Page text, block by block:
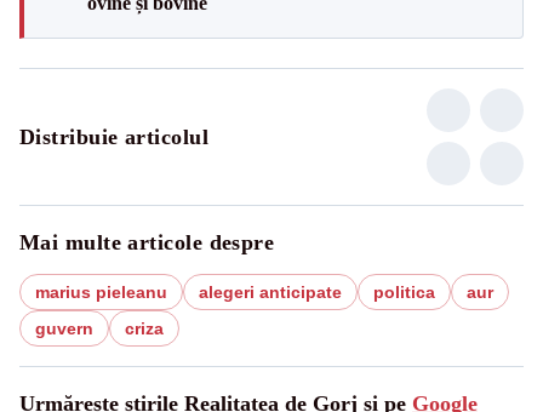
Distribuie articolul
Mai multe articole despre
marius pieleanu alegeri anticipate politica
aur
guvern
criza
Urmărește știrile Realitatea de Gorj și pe Google